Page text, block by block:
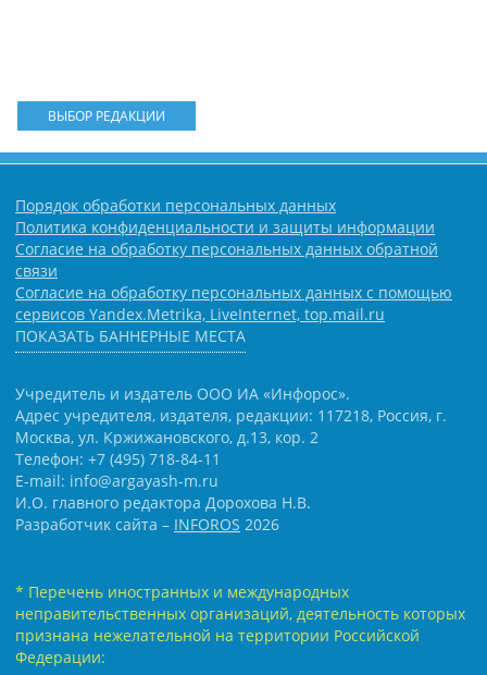
ВЫБОР РЕДАКЦИИ
Порядок обработки персональных данных
Политика конфиденциальности и защиты информации
Согласие на обработку персональных данных обратной
связи
Согласие на обработку персональных данных с помощью
сервисов Yandex.Metrika, LiveInternet, top.mail.ru
ПОКАЗАТЬ БАННЕРНЫЕ МЕСТА
Учредитель и издатель ООО ИА «Инфорос».
Адрес учредителя, издателя, редакции: 117218, Россия, г.
Москва, ул. Кржижановского, д.13, кор. 2
Телефон: +7 (495) 718-84-11
E-mail: info@argayash-m.ru
И.О. главного редактора Дорохова Н.В.
Разработчик сайта – INFOROS 2026
* Перечень иностранных и международных
неправительственных организаций, деятельность которых
признана нежелательной на территории Российской
Федерации: